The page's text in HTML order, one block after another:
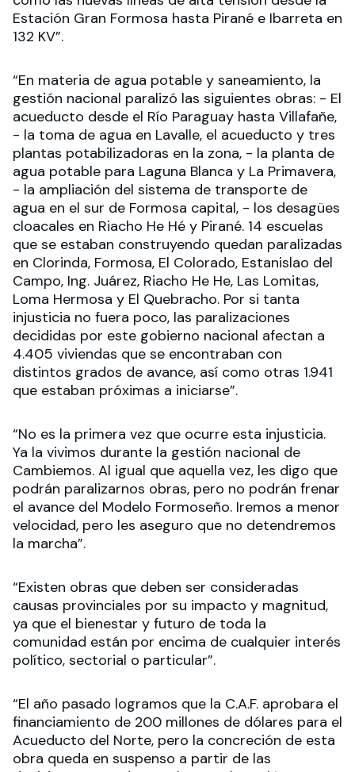
Estación Gran Formosa hasta Pirané e Ibarreta en
132 KV”.
“En materia de agua potable y saneamiento, la
gestión nacional paralizó las siguientes obras: - El
acueducto desde el Río Paraguay hasta Villafañe,
- la toma de agua en Lavalle, el acueducto y tres
plantas potabilizadoras en la zona, - la planta de
agua potable para Laguna Blanca y La Primavera,
- la ampliación del sistema de transporte de
agua en el sur de Formosa capital, - los desagües
cloacales en Riacho He Hé y Pirané. 14 escuelas
que se estaban construyendo quedan paralizadas
en Clorinda, Formosa, El Colorado, Estanislao del
Campo, Ing. Juárez, Riacho He He, Las Lomitas,
Loma Hermosa y El Quebracho. Por si tanta
injusticia no fuera poco, las paralizaciones
decididas por este gobierno nacional afectan a
4.405 viviendas que se encontraban con
distintos grados de avance, así como otras 1.941
que estaban próximas a iniciarse”.
“No es la primera vez que ocurre esta injusticia.
Ya la vivimos durante la gestión nacional de
Cambiemos. Al igual que aquella vez, les digo que
podrán paralizarnos obras, pero no podrán frenar
el avance del Modelo Formoseño. Iremos a menor
velocidad, pero les aseguro que no detendremos
la marcha”.
“Existen obras que deben ser consideradas
causas provinciales por su impacto y magnitud,
ya que el bienestar y futuro de toda la
comunidad están por encima de cualquier interés
político, sectorial o particular”.
“El año pasado logramos que la C.A.F. aprobara el
financiamiento de 200 millones de dólares para el
Acueducto del Norte, pero la concreción de esta
obra queda en suspenso a partir de las